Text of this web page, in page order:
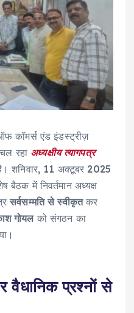
कॉमर्स एंड इंडस्ट्रीज़
रहा अध्यक्षीय त्यागपत्र
शनिवार, 11 अक्टूबर 2025
बैठक में निवर्तमान अध्यक्ष
सर्वसम्मति से स्वीकृतकर
गोयलको संगठन का
वैधानिक प्रश्नों से